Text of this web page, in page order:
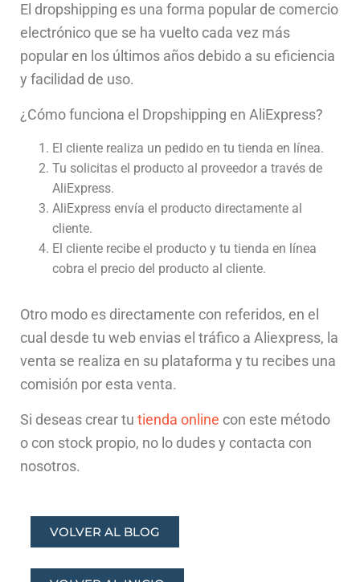
El dropshipping es una forma popular de comercio
electrónico que se ha vuel to cada vez más
popular en los ú ltimos años debido a su eficiencia
y facil idad de uso.
¿ Cómofunciona el Dropshipping en Al iExpress?
El cliente real iza un pedido en tu tienda en ínea.
Tu solicitas el producto al proveedor a través de
Al iExpress.
Al iExpress envía el producto directamente al
cliente.
El cliente recibe el producto y tu tienda en ínea
cobra el precio del producto al cliente.
Otro modo es directamente con referidos, en el
cual desde tu web envias el tráfico a Aliexpress, la
venta se realiza en su plataforma y tu recibes una
comisión por esta venta.
Si deseas crear tu tienda online con este método
o con stock propio, no lo dudes y contacta con
nosotros.
VOLVER AL BLOG